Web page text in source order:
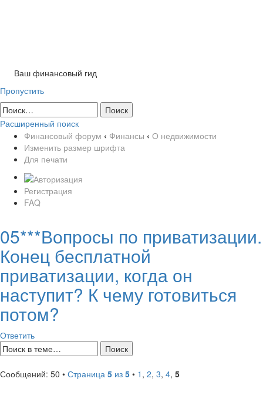
Ваш финансовый гид
Пропустить
Расширенный поиск
Финансовый форум ‹ Финансы ‹ О недвижимости
Изменить размер шрифта
Для печати
Регистрация
FAQ
05***Вопросы по приватизации.
Конец бесплатной
приватизации, когда он
наступит? К чему готовиться
потом?
Ответить
Сообщений: 50 • Страница 5 из 5 • 1 , 2, 3, 4, 5